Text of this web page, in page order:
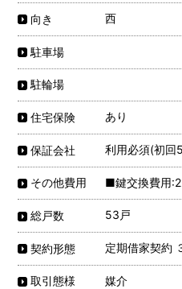
向き 西
駐車場
駐輪場
住宅保険 あり
保証会社 利用必須(初回
その他費用 ■鍵交換費用
総戸数 53戸
契約形態 定期借家契約
取引態様 媒介